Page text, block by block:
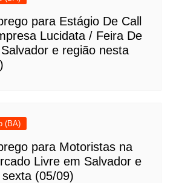
para Estágio De Call
Lucidata / Feira De
e região nesta
(BA)
para Motoristas na
Livre em Salvador e
(05/09)